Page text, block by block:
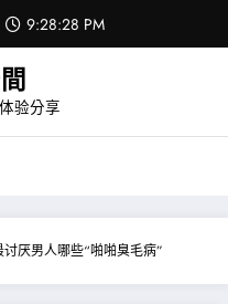
9:28:28 PM
验分享
讨厌男人哪些“啪啪臭毛病”